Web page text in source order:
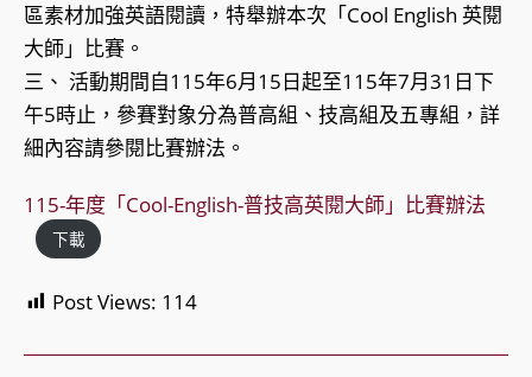
區素材加強英語閱讀，特舉辦本次「Cool English 英閱
大師」比賽。
三、 活動期間自115年6月15日起至115年7月31日下
午5時止，參賽對象分為普高組、技高組及五專組，詳
細內容請參閱比賽辦法。
115-年度「Cool-English-普技高英閱大師」比賽辦法
下載
Post Views: 114